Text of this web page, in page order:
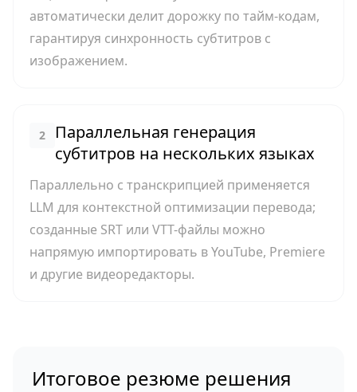
автоматически делит дорожку по тайм-кодам,
гарантируя синхронность субтитров с
изображением.
2
Параллельная генерация
субтитров на нескольких языках
Параллельно с транскрипцией применяется
LLM для контекстной оптимизации перевода;
созданные SRT или VTT-файлы можно
напрямую импортировать в YouTube, Premiere
и другие видеоредакторы.
Итоговое резюме решения